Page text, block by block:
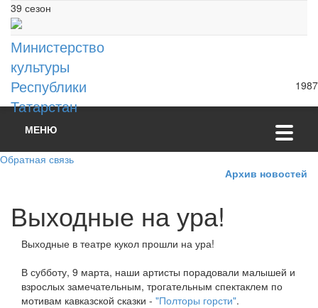
39 сезон
Министерство
культуры
Республики
Татарстан
1987
МЕНЮ
Обратная связь
Архив новостей
Выходные на ура!
Выходные в театре кукол прошли на ура!
В субботу, 9 марта, наши артисты порадовали малышей и
взрослых замечательным, трогательным спектаклем по
мотивам кавказской сказки - "Полторы горсти".